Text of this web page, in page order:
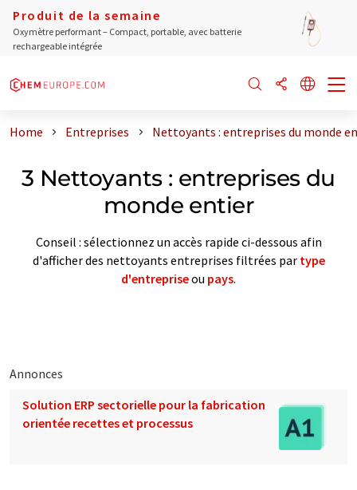
Produit de la semaine
Oxymètre performant – Compact, portable, avec batterie
rechargeable intégrée
Home Entreprises Nettoyants : entreprises du monde
3 Nettoyants : entreprises du
monde entier
Conseil : sélectionnez un accès rapide ci-dessous afin
d'afficher des nettoyants entreprises filtrées par type
d'entrepriseou pays.
Annonces
Solution ERP sectorielle pour la fabrication
orientée recettes et processus